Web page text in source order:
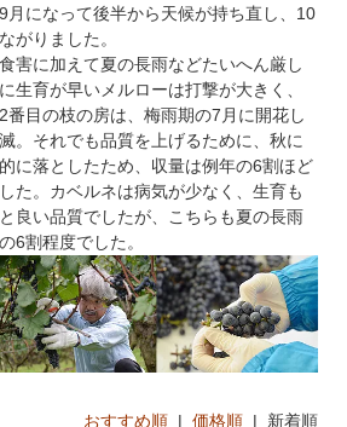
月になって後半から天候が持ち直し、10
がりました。
害に加えて夏の長雨などたいへん厳し
生育が早いメルローは打撃が大きく、
番目の枝の房は、梅雨期の7月に開花し
。それでも品質を上げるために、秋に
に落としたため、収量は例年の6割ほど
た。カベルネは病気が少なく、生育も
良い品質でしたが、こちらも夏の長雨
6割程度でした。
おすすめ順| 価格順| 新着順